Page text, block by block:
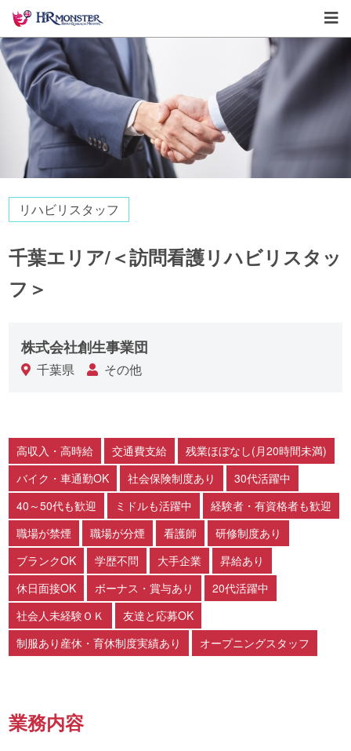
リハビリスタッフ
千葉エリア/＜訪問看護リハビリスタッ
フ＞
株式会社創生事業団
千葉県 その他
高収入・高時給 交通費支給
残業ほぼなし(月20時間未満)
バイク・車通勤OK
社会保険制度あり
30代活躍中
40～50代も歓迎
ミドルも活躍中
経験者・有資格者も歓迎
職場が禁煙
職場が分煙 看護師
研修制度あり
ブランクOK
学歴不問 大手企業
昇給あり
休日面接OK
ボーナス・賞与あり
20代活躍中
社会人未経験ＯＫ
友達と応募OK
制服あり産休・育休制度実績あり
オープニングスタッフ
業務内容